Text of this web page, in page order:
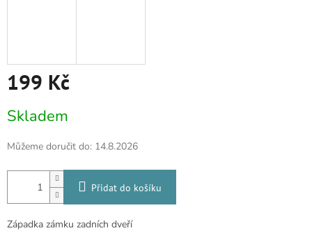
199 Kč
cena:
Skladem
Můžeme doručit do: 14.8.2026
Přidat do košíku
Západka zámku zadních dveří